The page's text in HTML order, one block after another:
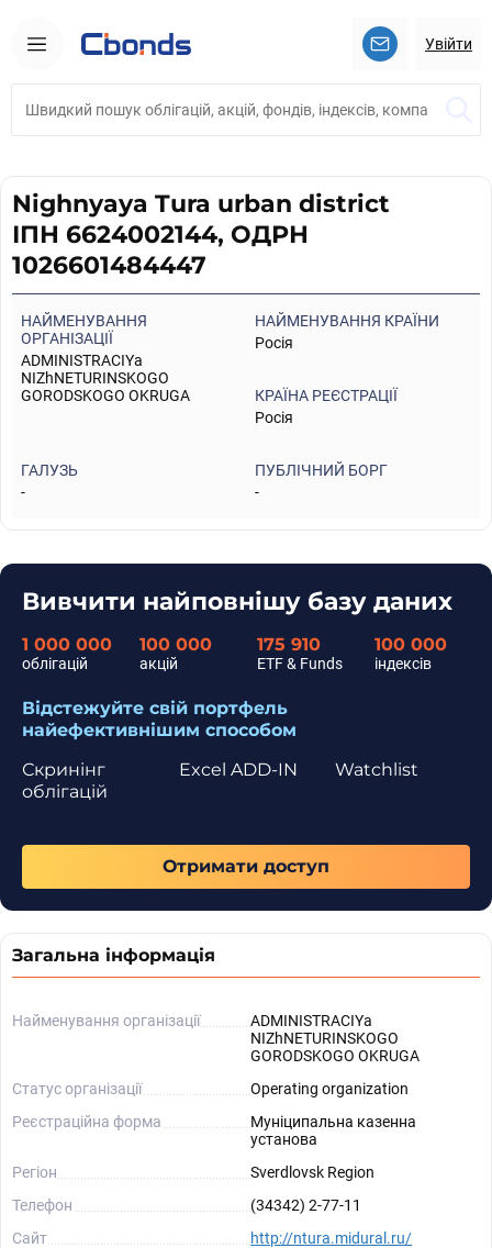
Увійти
Nighnyaya Tura urban district
ІПН 6624002144, ОДРН
1026601484447
НАЙМЕНУВАННЯ
ОРГАНІЗАЦІЇ
ADMINISTRACIYa
NIZhNETURINSKOGO
GORODSKOGO OKRUGA
НАЙМЕНУВАННЯ КРАЇНИ
Росія
КРАЇНА РЕЄСТРАЦІЇ
Росія
ГАЛУЗЬ
-
ПУБЛІЧНИЙ БОРГ
-
Вивчити найповнішу базу даних
1 000 000
облігацій
100 000
акцій
175 910
ETF & Funds
100 000
індексів
Відстежуйте свій портфель
найефективнішим способом
Скринінг
облігацій
Watchlist
Excel ADD-IN
Отримати доступ
Загальна інформація
Найменування організації
ADMINISTRACIYa
NIZhNETURINSKOGO
GORODSKOGO OKRUGA
Статус організації
Operating organization
Реєстраційна форма
Муніципальна казенна
установа
Регіон
Sverdlovsk Region
Телефон
(34342) 2-77-11
Сайт
http://ntura.midural.ru/